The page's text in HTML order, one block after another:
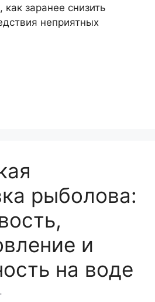
заранее снизить
неприятных
рыболова:
и
на воде